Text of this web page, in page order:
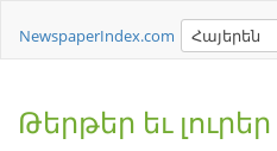
NewspaperIndex.com Հայերեն
Թերթեր եւ լուրեր